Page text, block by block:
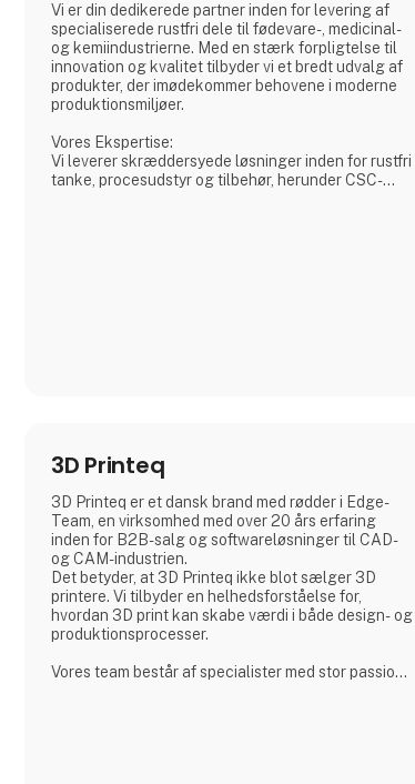
Vi er din dedikerede partner inden for levering af
specialiserede rustfri dele til fødevare-, medicinal-
og kemiindustrierne. Med en stærk forpligtelse til
innovation og kvalitet tilbyder vi et bredt udvalg af
produkter, der imødekommer behovene i moderne
produktionsmiljøer.
Vores Ekspertise:
Vi leverer skræddersyede løsninger inden for rustfri
tanke, procesudstyr og tilbehør, herunder CSC-
3D Printeq
3D Printeq er et dansk brand med rødder i Edge-
Team, en virksomhed med over 20 års erfaring
inden for B2B-salg og softwareløsninger til CAD-
og CAM-industrien.
Det betyder, at 3D Printeq ikke blot sælger 3D
printere. Vi tilbyder en helhedsforståelse for,
hvordan 3D print kan skabe værdi i både design- og
produktionsprocesser.
Vores team består af specialister med stor passion